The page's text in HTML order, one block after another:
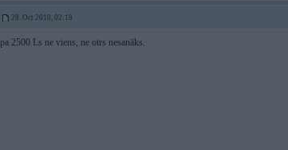
28. Oct 2010, 02:18
pa 2500 Ls ne viens, ne otrs nesanāks.